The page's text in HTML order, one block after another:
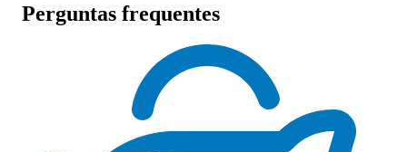
Perguntas frequentes